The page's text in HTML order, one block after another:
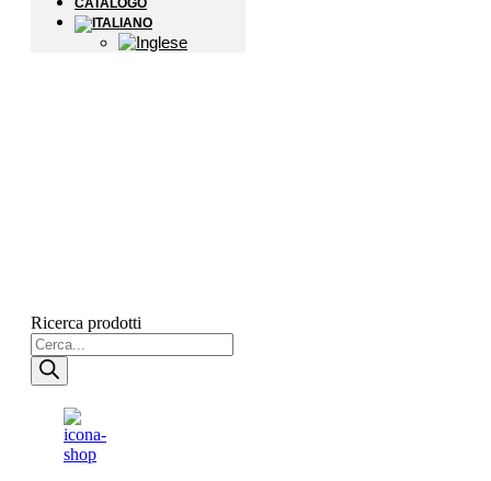
CATALOGO
Ricerca prodotti